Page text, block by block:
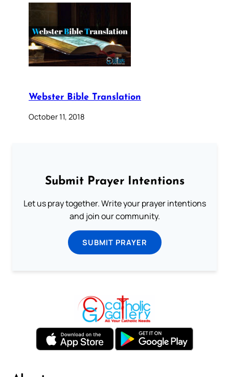
Webster Bible Translation
October 11, 2018
Submit Prayer Intentions
Let us pray together. Write your prayer intentions
and join our community.
SUBMIT PRAYER